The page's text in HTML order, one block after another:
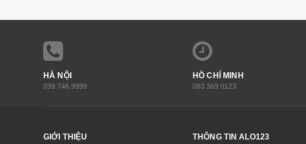
HÀ NỘI
039.746.9999
HỒ CHÍ MINH
083 369 0123
GIỚI THIỆU THÔNG TIN ALO123